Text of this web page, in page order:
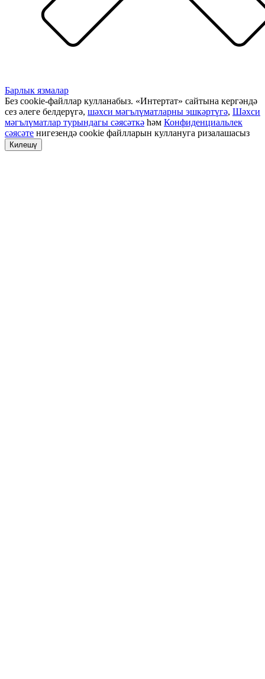
Барлык язмалар
Без cookie-файллар кулланабыз. «Интертат» сайтына кергәндә
сез әлеге белдерүгә, шәхси мәгълүматларны эшкәртүгә, Шәхси
мәгълүматлар турындагы сәясәткә һәм Конфиденциальлек
сәясәте нигезендә cookie файлларын куллануга ризалашасыз
Килешү